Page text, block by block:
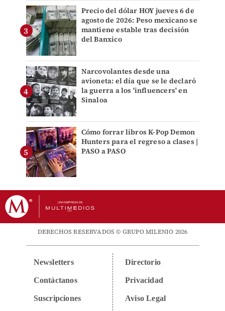
Precio del dólar HOY jueves 6 de
agosto de 2026: Peso mexicano se
mantiene estable tras decisión
del Banxico
Narcovolantes desde una
avioneta: el día que se le declaró
la guerra a los 'influencers' en
Sinaloa
Cómo forrar libros K-Pop Demon
Hunters para el regreso a clases |
PASO a PASO
DERECHOS RESERVADOS © GRUPO MILENIO 2026
Newsletters
Contáctanos
Suscripciones
Directorio
Privacidad
Aviso Legal